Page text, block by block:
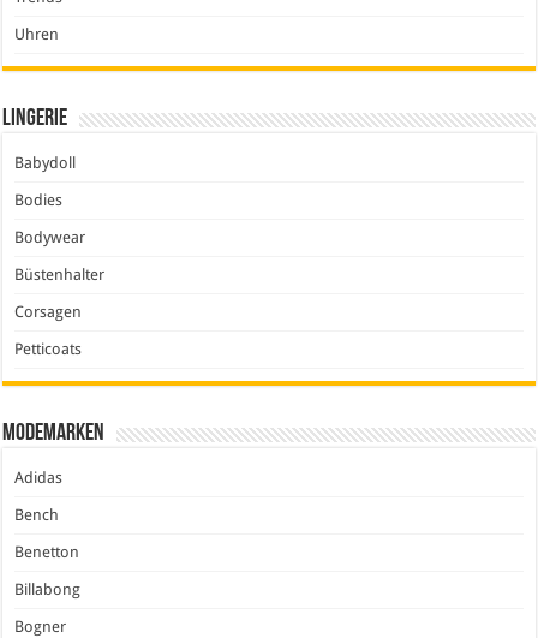
Uhren
Lingerie
Babydoll
Bodies
Bodywear
Büstenhalter
Corsagen
Petticoats
Modemarken
Adidas
Bench
Benetton
Billabong
Bogner